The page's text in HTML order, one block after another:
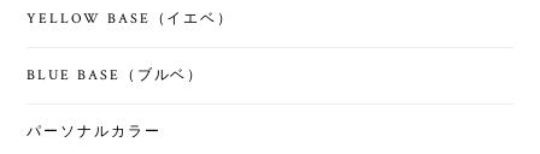
YELLOW BASE（イエベ）
BLUE BASE（ブルベ）
パーソナルカラー